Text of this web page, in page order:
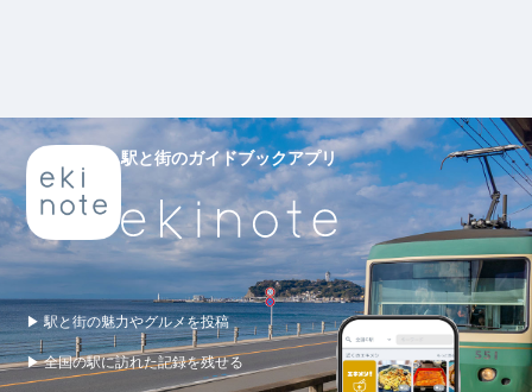
駅と街のガイドブックアプリ
▶ 駅と街の魅力やグルメを投稿
▶ 全国の駅に訪れた記録を残せる